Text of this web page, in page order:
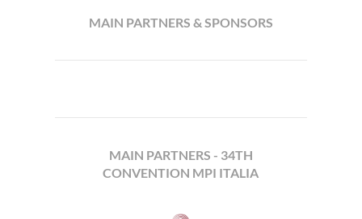
MAIN PARTNERS & SPONSORS
MAIN PARTNERS - 34TH
CONVENTION MPI ITALIA